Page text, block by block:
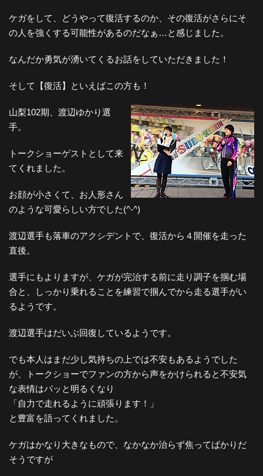
ケガをして、どうやって復活するのか、その復活がさらにそ
の人を強くする可能性があるのだなぁ…と感じました。
なんだか勇気が湧いてくるお話をしていただきました！
そして【復活】といえばこの方も！
山梨102期、渡辺ゆかり選
手。
トークショーゲストとして来
てくれました。
お顔が小さくて、お人形さん
のような可愛らしい方でした(^-^)
渡辺選手も落車のアクシデントで、復活から４開催を走った
直後。
選手にもよりますが、ケガが完治する前に走り調子を掴む場
合と、しっかり乗れることを練習で掴んでから走る選手がい
るようです。
渡辺選手はだいぶ回復しているようです。
でも本人はまだ少し気持ちの上では不安もあるようでした
が、トークショーでファンの方から声をかけられると不安気
な表情はパッと明るくなり
「自力で走れるように頑張ります！」
と豊富を語ってくれました。
ケガはかなり大きなもので、なかなか治らず焦ってばかりだ
そうですが